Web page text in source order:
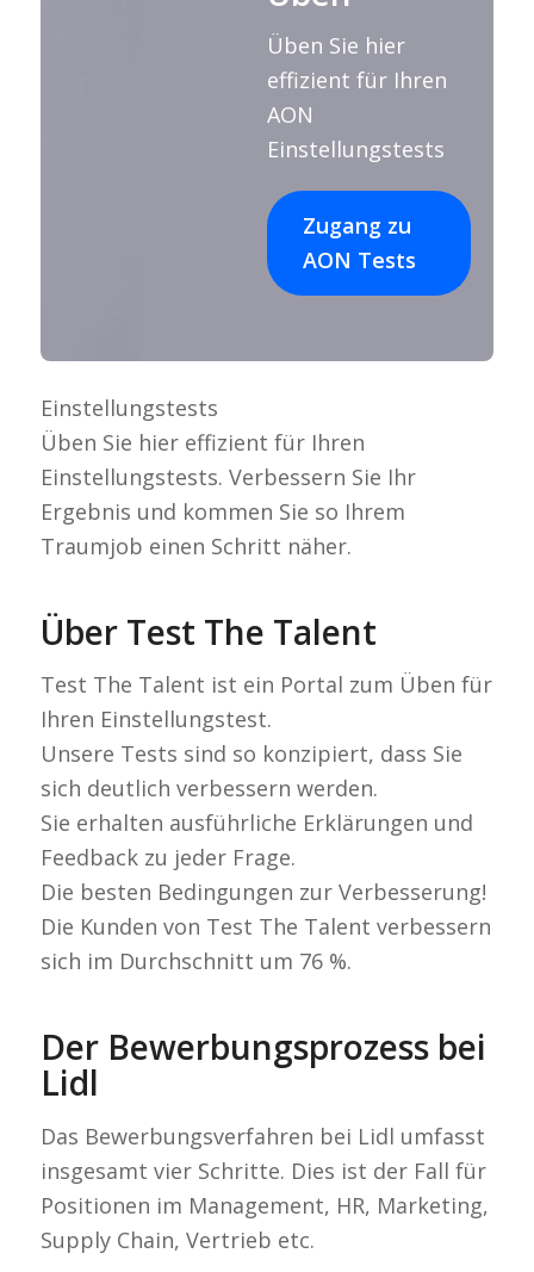
Üben Sie hier
effizient für Ihren
AON
Einstellungstests
Zugang zu
AON Tests
Einstellungstests
Üben Sie hier effizient für Ihren
Einstellungstests. Verbessern Sie Ihr
Ergebnis und kommen Sie so Ihrem
Traumjob einen Schritt näher.
Über Test The Talent
Test The Talent ist ein Portal zum Üben für
Ihren Einstellungstest.
Unsere Tests sind so konzipiert, dass Sie
sich deutlich verbessern werden.
Sie erhalten ausführliche Erklärungen und
Feedback zu jeder Frage.
Die besten Bedingungen zur Verbesserung!
Die Kunden von Test The Talent verbessern
sich im Durchschnitt um 76 %.
Der Bewerbungsprozess bei
Lidl
Das Bewerbungsverfahren bei Lidl umfasst
insgesamt vier Schritte. Dies ist der Fall für
Positionen im Management, HR, Marketing,
Supply Chain, Vertrieb etc.